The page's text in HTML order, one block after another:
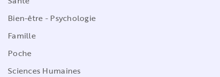
Bien-être - Psychologie
Famille
Poche
Sciences Humaines